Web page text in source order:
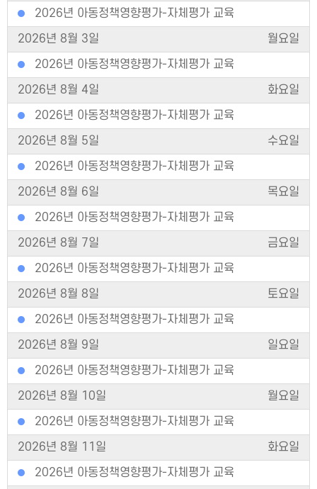
2026년 아동정책영향평가-자체평가 교육
2026년 8월 3일
월요일
2026년 아동정책영향평가-자체평가 교육
2026년 8월 4일
화요일
2026년 아동정책영향평가-자체평가 교육
2026년 8월 5일
수요일
2026년 아동정책영향평가-자체평가 교육
2026년 8월 6일
목요일
2026년 아동정책영향평가-자체평가 교육
2026년 8월 7일
금요일
2026년 아동정책영향평가-자체평가 교육
2026년 8월 8일
토요일
2026년 아동정책영향평가-자체평가 교육
2026년 8월 9일
일요일
2026년 아동정책영향평가-자체평가 교육
2026년 8월 10일
월요일
2026년 아동정책영향평가-자체평가 교육
2026년 8월 11일
화요일
2026년 아동정책영향평가-자체평가 교육